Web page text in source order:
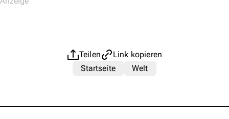
Teilen
Link kopieren
Startseite
Welt